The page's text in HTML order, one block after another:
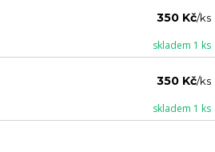
350 Kč/ks
skladem 1 ks
350 Kč/ks
skladem 1 ks